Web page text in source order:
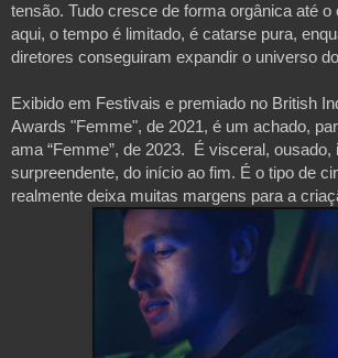
tensão. Tudo cresce de forma orgânica até
aqui, o tempo é limitado, é catarse pura,
diretores conseguiram expandir o universo
Exibido em Festivais e premiado no British
Awards "Femme", de 2021, é um achado,
ama “Femme”, de 2023. É visceral, ousado,
surpreendente, do início ao fim. É o tipo de
realmente deixa muitas margens para a